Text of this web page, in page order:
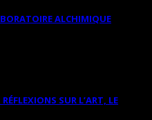
ALCHIMIQUE
SUR L’ART, LE